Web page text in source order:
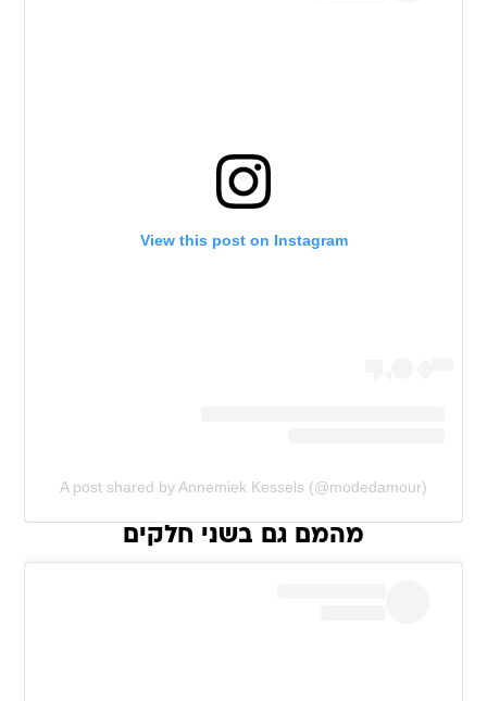
View this post on Instagram
A post shared by Annemiek Kessels (@modedamour)
מהמם גם בשני חלקים